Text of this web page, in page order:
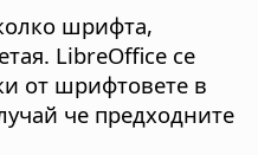
шрифта,
LibreOffice се
от шрифтовете в
че предходните